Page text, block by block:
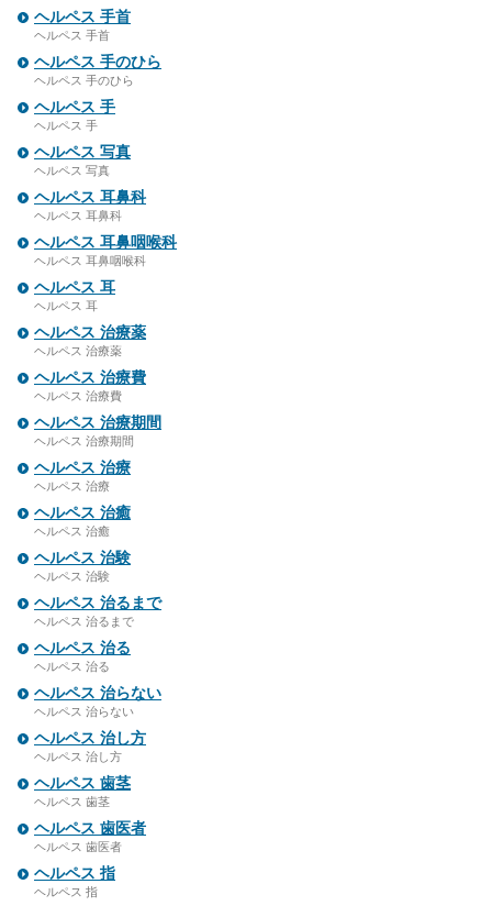
ヘルペス 手首
ヘルペス 手首
ヘルペス 手のひら
ヘルペス 手のひら
ヘルペス 手
ヘルペス 手
ヘルペス 写真
ヘルペス 写真
ヘルペス 耳鼻科
ヘルペス 耳鼻科
ヘルペス 耳鼻咽喉科
ヘルペス 耳鼻咽喉科
ヘルペス 耳
ヘルペス 耳
ヘルペス 治療薬
ヘルペス 治療薬
ヘルペス 治療費
ヘルペス 治療費
ヘルペス 治療期間
ヘルペス 治療期間
ヘルペス 治療
ヘルペス 治療
ヘルペス 治癒
ヘルペス 治癒
ヘルペス 治験
ヘルペス 治験
ヘルペス 治るまで
ヘルペス 治るまで
ヘルペス 治る
ヘルペス 治る
ヘルペス 治らない
ヘルペス 治らない
ヘルペス 治し方
ヘルペス 治し方
ヘルペス 歯茎
ヘルペス 歯茎
ヘルペス 歯医者
ヘルペス 歯医者
ヘルペス 指
ヘルペス 指